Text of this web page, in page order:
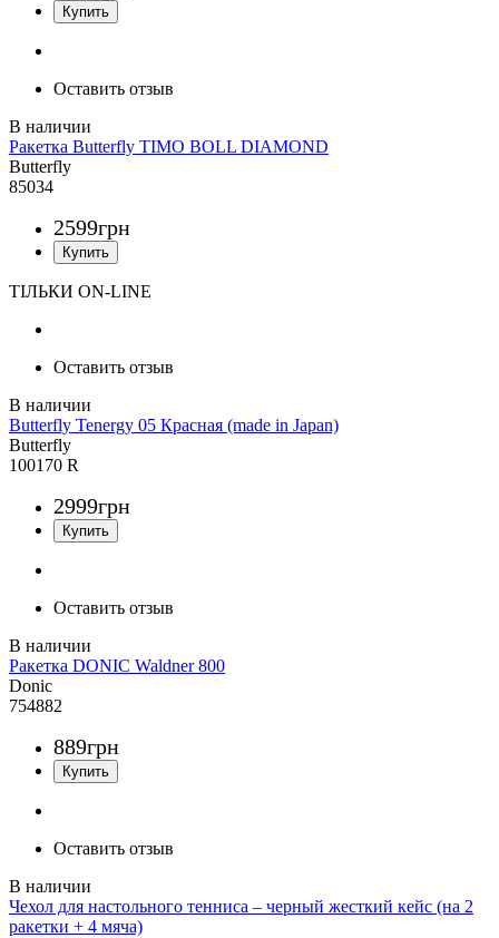
Оставить отзыв
Ракетка Butterfly TIMO BOLL DIAMOND
Butterfly
85034
2599грн
ТІЛЬКИ ON-LINE
Оставить отзыв
Butterfly Tenergy 05 Красная (made in Japan)
Butterfly
100170 R
2999грн
Оставить отзыв
Ракетка DONIC Waldner 800
Donic
754882
889грн
Оставить отзыв
Чехол для настольного тенниса – черный жесткий кейс (на 2
ракетки + 4 мяча)